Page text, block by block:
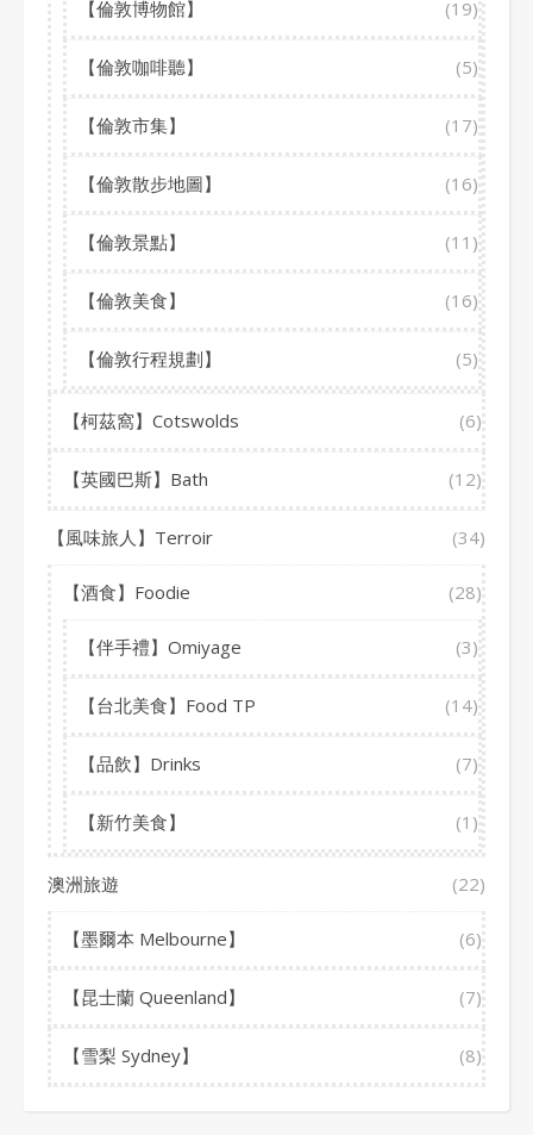
【倫敦博物館】 (19)
【倫敦咖啡聽】 (5)
【倫敦市集】 (17)
【倫敦散步地圖】 (16)
【倫敦景點】 (11)
【倫敦美食】 (16)
【倫敦行程規劃】 (5)
【柯茲窩】Cotswolds (6)
【英國巴斯】Bath (12)
【風味旅人】Terroir (34)
【酒食】Foodie (28)
【伴手禮】Omiyage (3)
【台北美食】Food TP (14)
【品飲】Drinks (7)
【新竹美食】 (1)
澳洲旅遊 (22)
【墨爾本 Melbourne】 (6)
【昆士蘭 Queenland】 (7)
【雪梨 Sydney】 (8)